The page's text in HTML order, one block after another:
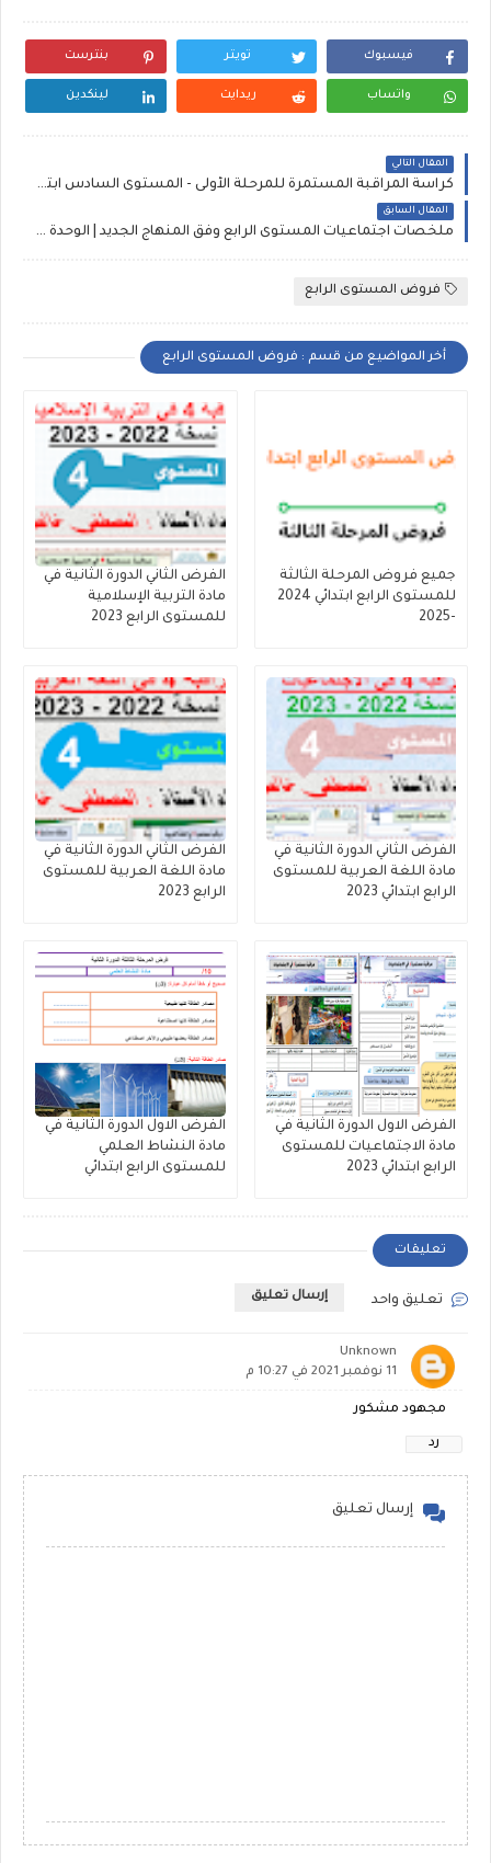
فيسبوك تويتر بنترست
واتساب ريدايت لينكدين
المقال التالي
كراسة المراقبة المستمرة للمرحلة الأولى - المستوى السادس ابتدائي
المقال السابق
ملخصات اجتماعيات المستوى الرابع وفق المنهاج الجديد | الوحدة الأولى
فروض المستوى الرابع
أخر المواضيع من قسم : فروض المستوى الرابع
جميع فروض المرحلة الثالثة
للمستوى الرابع ابتدائي 2024
-2025
الفرض الثاني الدورة الثانية في
مادة التربية الإسلامية
للمستوى الرابع 2023
الفرض الثاني الدورة الثانية في
مادة اللغة العربية للمستوى
الرابع ابتدائي 2023
الفرض الثاني الدورة الثانية في
مادة اللغة العربية للمستوى
الرابع 2023
الفرض الاول الدورة الثانية في
مادة الاجتماعيات للمستوى
الرابع ابتدائي 2023
الفرض الاول الدورة الثانية في
مادة النشاط العلمي
للمستوى الرابع ابتدائي
تعليقات
تعليق واحد إرسال تعليق
Unknown
11 نوفمبر 2021 في 10:27 م
مجهود مشكور
رد
إرسال تعليق